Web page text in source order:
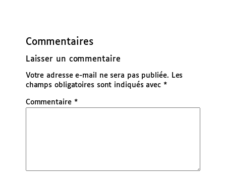
Commentaires
Laisser un commentaire
Votre adresse e-mail ne sera pas publiée.
Les
champs obligatoires sont indiqués avec *
Commentaire *